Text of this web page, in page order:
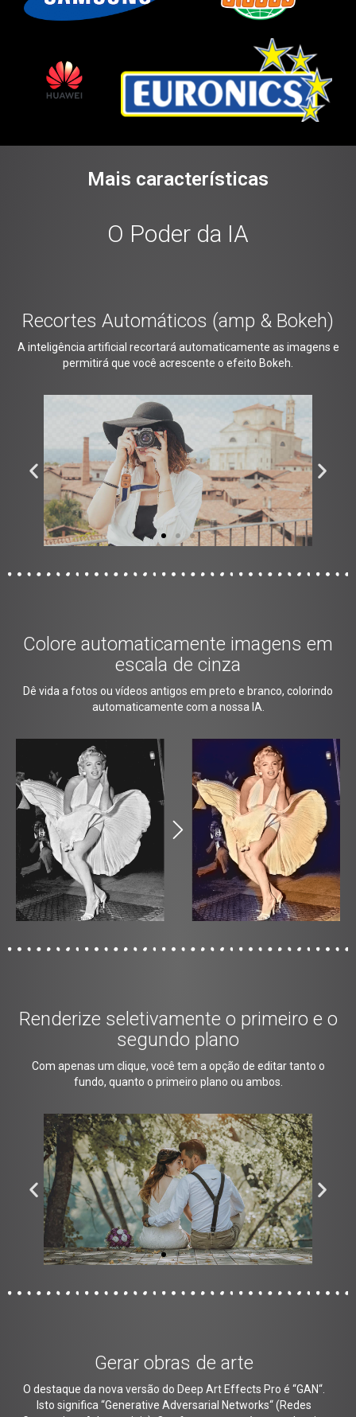
Mais características
O Poder da IA
Recortes Automáticos (amp & Bokeh)
A inteligência artificial recortará automaticamente as imagens e
permitirá que você acrescente o efeito Bokeh.
Colore automaticamente imagens em
escala de cinza
Dê vida a fotos ou vídeos antigos em preto e branco, colorindo
automaticamente com a nossa IA.
Renderize seletivamente o primeiro e o
segundo plano
Com apenas um clique, você tem a opção de editar tanto o
fundo, quanto o primeiro plano ou ambos.
Gerar obras de arte
O destaque da nova versão do Deep Art Effects Pro é “GAN“.
Isto significa “Generative Adversarial Networks“ (Redes